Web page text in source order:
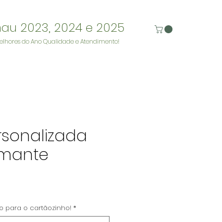
2023, 2024 e 2025
do Ano Qualidade e Atendimento!
para o cartãozinho! *